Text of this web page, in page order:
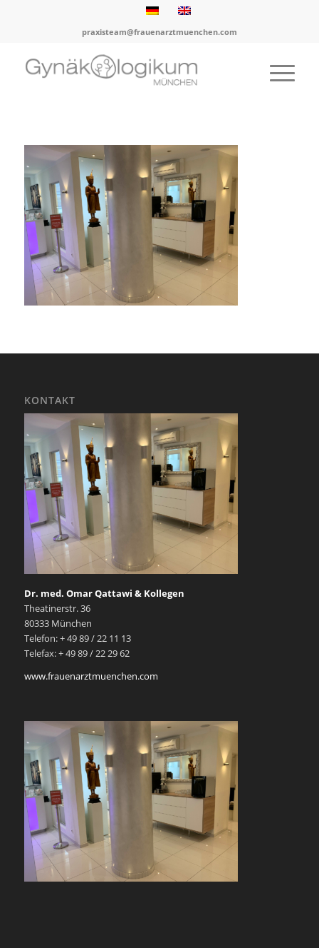
praxisteam@frauenarztmuenchen.com
KONTAKT
Dr. med. Omar Qattawi & Kollegen
Theatinerstr. 36
80333 München
Telefon: + 49 89 / 22 11 13
Telefax: + 49 89 / 22 29 62
www.frauenarztmuenchen.com